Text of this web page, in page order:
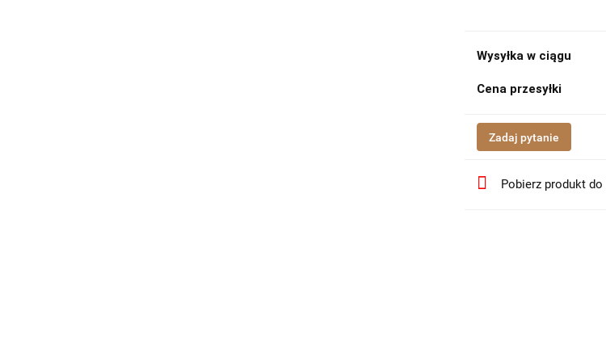
Wysyłka w ciągu
Cena przesyłki
Zadaj pytanie
Pobierz produkt do